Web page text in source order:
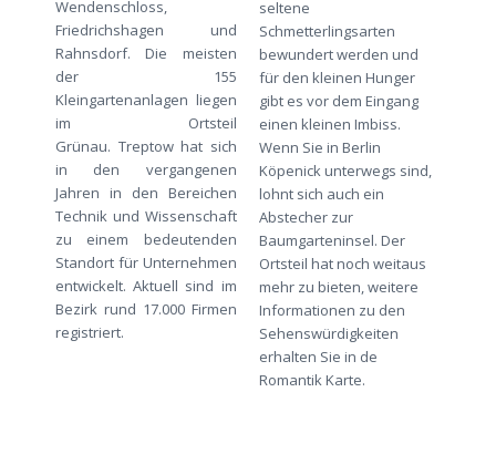
Wendenschloss,
Friedrichshagen und
Rahnsdorf. Die meisten
der 155
Kleingartenanlagen liegen
im Ortsteil
Grünau. Treptow hat sich
in den vergangenen
Jahren in den Bereichen
Technik und Wissenschaft
zu einem bedeutenden
Standort für Unternehmen
entwickelt. Aktuell sind im
Bezirk rund 17.000 Firmen
registriert.
seltene
Schmetterlingsarten
bewundert werden und
für den kleinen Hunger
gibt es vor dem Eingang
einen kleinen Imbiss.
Wenn Sie in Berlin
Köpenick unterwegs sind,
lohnt sich auch ein
Abstecher zur
Baumgarteninsel. Der
Ortsteil hat noch weitaus
mehr zu bieten, weitere
Informationen zu den
Sehenswürdigkeiten
erhalten Sie in de
Romantik Karte.